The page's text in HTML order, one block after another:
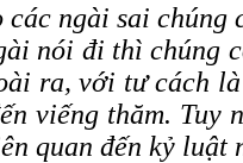
ngài sai
nói đi thì chúng
ra, với tư cách
viếng thăm. Tuy
quan đến kỷ luật